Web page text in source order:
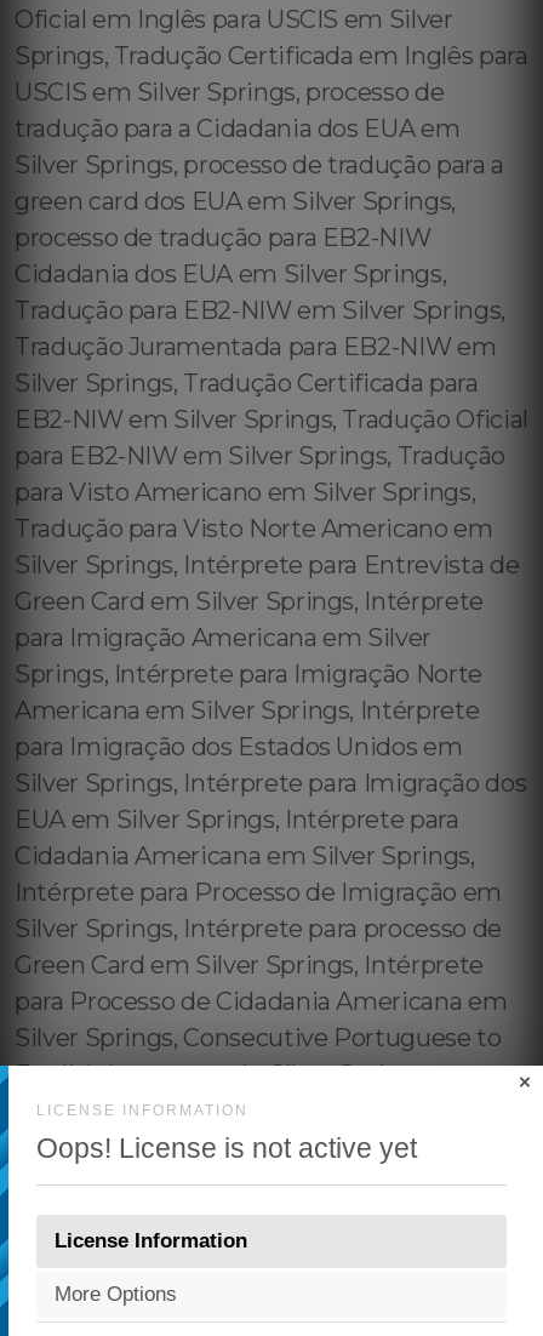
LICENSE INFORMATION
Oops! License is not active yet
×
License Information
More Options